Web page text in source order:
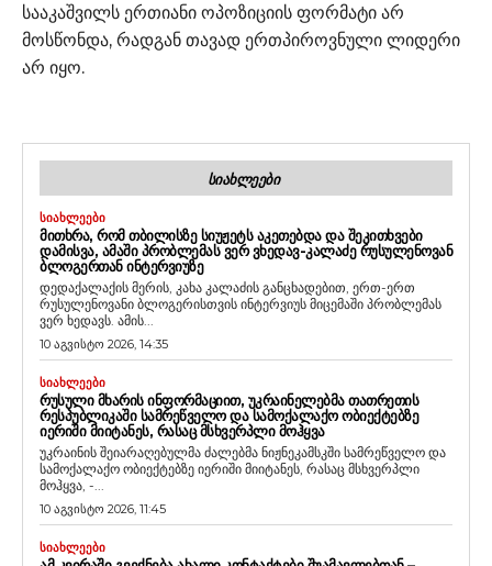
სააკაშვილს ერთიანი ოპოზიციის ფორმატი არ
მოსწონდა, რადგან თავად ერთპიროვნული ლიდერი
არ იყო.
ᲡᲘᲐᲮᲚᲔᲔᲑᲘ
ᲡᲘᲐᲮᲚᲔᲔᲑᲘ
ᲛᲘᲗᲮᲠᲐ, ᲠᲝᲛ ᲗᲑᲘᲚᲘᲡᲖᲔ ᲡᲘᲣᲟᲔᲢᲡ ᲐᲙᲔᲗᲔᲑᲓᲐ ᲓᲐ ᲨᲔᲙᲘᲗᲮᲕᲔᲑᲘ
ᲓᲐᲛᲘᲡᲕᲐ, ᲐᲛᲐᲨᲘ ᲞᲠᲝᲑᲚᲔᲛᲐᲡ ᲕᲔᲠ ᲕᲮᲔᲓᲐᲕ-ᲙᲐᲚᲐᲫᲔ ᲠᲣᲡᲣᲚᲔᲜᲝᲕᲐᲜ
ᲑᲚᲝᲒᲔᲠᲗᲐᲜ ᲘᲜᲢᲔᲠᲕᲘᲣᲖᲔ
დედაქალაქის მერის, კახა კალაძის განცხადებით, ერთ-ერთ
რუსულენოვანი ბლოგერისთვის ინტერვიუს მიცემაში პრობლემას
ვერ ხედავს. ამის...
10 აგვისტო 2026, 14:35
ᲡᲘᲐᲮᲚᲔᲔᲑᲘ
ᲠᲣᲡᲣᲚᲘ ᲛᲮᲐᲠᲘᲡ ᲘᲜᲤᲝᲠᲛᲐᲪᲘᲘᲗ, ᲣᲙᲠᲐᲘᲜᲔᲚᲔᲑᲛᲐ ᲗᲐᲗᲠᲔᲗᲘᲡ
ᲠᲔᲡᲞᲣᲑᲚᲘᲙᲐᲨᲘ ᲡᲐᲛᲠᲔᲬᲕᲔᲚᲝ ᲓᲐ ᲡᲐᲛᲝᲥᲐᲚᲐᲥᲝ ᲝᲑᲘᲔᲥᲢᲔᲑᲖᲔ
ᲘᲔᲠᲘᲨᲘ ᲛᲘᲘᲢᲐᲜᲔᲡ, ᲠᲐᲡᲐᲪ ᲛᲡᲮᲕᲔᲠᲞᲚᲘ ᲛᲝᲰᲧᲕᲐ
უკრაინის შეიარაღებულმა ძალებმა ნიჟნეკამსკში სამრეწველო და
სამოქალაქო ობიექტებზე იერიში მიიტანეს, რასაც მსხვერპლი
მოჰყვა, -...
10 აგვისტო 2026, 11:45
ᲡᲘᲐᲮᲚᲔᲔᲑᲘ